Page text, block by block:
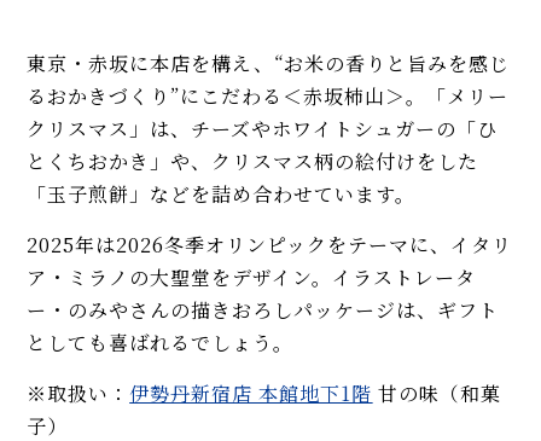
東京・赤坂に本店を構え、“お米の香りと旨みを感じ
るおかきづくり”にこだわる＜赤坂柿山＞。「メリー
クリスマス」は、チーズやホワイトシュガーの「ひ
とくちおかき」や、クリスマス柄の絵付けをした
「玉子煎餅」などを詰め合わせています。
2025年は2026冬季オリンピックをテーマに、イタリ
ア・ミラノの大聖堂をデザイン。イラストレータ
ー・のみやさんの描きおろしパッケージは、ギフト
としても喜ばれるでしょう。
※取扱い： 伊勢丹新宿店 本館地下1階 甘の味（和菓
子）